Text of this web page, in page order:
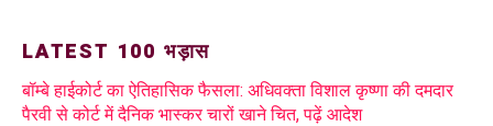
LATEST 100 भड़ास
बॉम्बे हाईकोर्ट का ऐतिहासिक फैसला: अधिवक्ता विशाल कृष्णा की दमदार
पैरवी से कोर्ट में दैनिक भास्कर चारों खाने चित, पढ़ें आदेश